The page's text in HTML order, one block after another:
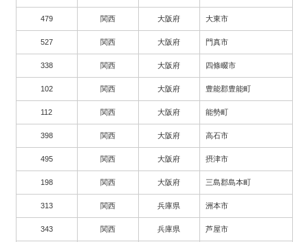
479 関西 大阪府 大東市
527 関西 大阪府 門真市
338 関西 大阪府 四條畷市
102 関西 大阪府 豊能郡豊能町
112 関西 大阪府 能勢町
398 関西 大阪府 高石市
495 関西 大阪府 摂津市
198 関西 大阪府 三島郡島本町
313 関西 兵庫県 洲本市
343 関西 兵庫県 芦屋市